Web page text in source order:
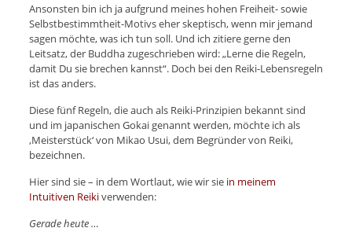
Ansonsten bin ich ja aufgrund meines hohen Freiheit- sowie
Selbstbestimmtheit-Motivs eher skeptisch, wenn mir jemand
sagen möchte, was ich tun soll. Und ich zitiere gerne den
Leitsatz, der Buddha zugeschrieben wird: „Lerne die Regeln,
damit Du sie brechen kannst“. Doch bei den Reiki-Lebensregeln
ist das anders.
Diese fünf Regeln, die auch als Reiki-Prinzipien bekannt sind
und im japanischen Gokai genannt werden, möchte ich als
‚Meisterstück‘ von Mikao Usui, dem Begründer von Reiki,
bezeichnen.
Hier sind sie – in dem Wortlaut, wie wir sie in meinem
Intuitiven Reikiverwenden:
Gerade heute …